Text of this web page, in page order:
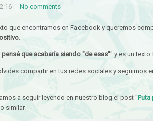
No comments
que encontramos en Facebook y queremos
.
pensé que acabaría siendo "de esas"" y es un
compartir en tus redes sociales y seguirnos
a seguir leyendo en nuestro blog el post "Puta
similar.